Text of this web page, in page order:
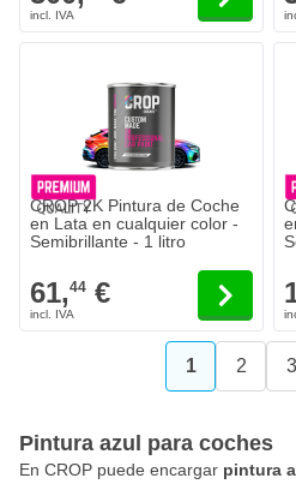
CROP 2K Pintura de Coche
en Lata en cualquier color -
Semibrillante - 1 litro
61,44 €
1 Página
2 3
Pintura azul para coches
En CROP puede encargar pintura